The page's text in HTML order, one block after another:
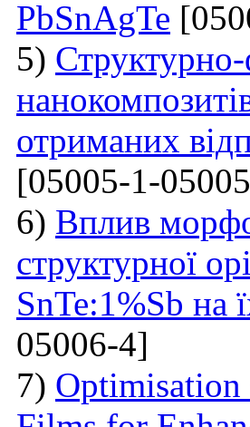
PbSnAgTe
5) Структурно-
отриманих
[05005-1-
6) Вплив
структурної
SnTe:1%Sb на
05006-4]
7)